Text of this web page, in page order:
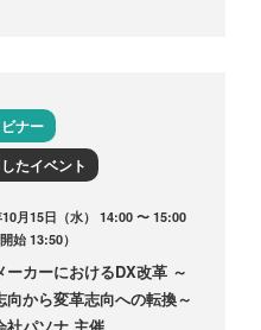
ナー
たイベント
月15日（水） 14:00 〜 15:00
始 13:50）
ーカーにおけるDX改革 ～
向から変革志向への転換～